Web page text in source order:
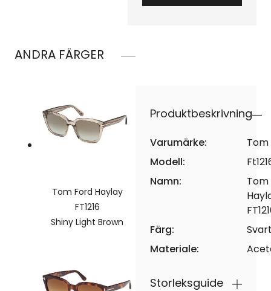
ANDRA FÄRGER
Tom Ford Haylay
FT1216
Shiny Light Brown
Produktbeskrivning
Varumärke:
Modell:
Namn:
Färg:
Materiale:
Storleksguide